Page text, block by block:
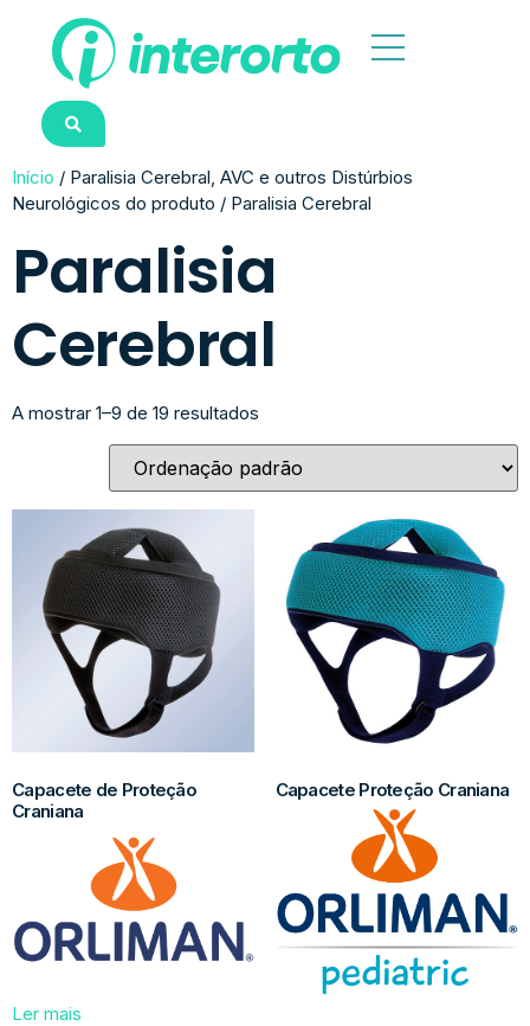
Início / Paralisia Cerebral, AVC e outros Distúrbios
Neurológicos do produto / Paralisia Cerebral
Paralisia
Cerebral
A mostrar 1–9 de 19 resultados
Capacete de Proteção
Craniana
Ler mais
Capacete Proteção Craniana